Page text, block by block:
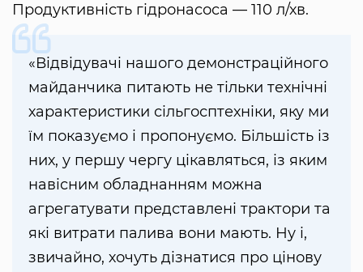
Продуктивність гідронасоса — 110 л/хв.
«Відвідувачі нашого демонстраційного
майданчика питають не тільки технічні
характеристики сільгосптехніки, яку ми
їм показуємо і пропонуємо. Більшість із
них, у першу чергу цікавляться, із яким
навісним обладнанням можна
агрегатувати представлені трактори та
які витрати палива вони мають. Ну і,
звичайно, хочуть дізнатися про цінову